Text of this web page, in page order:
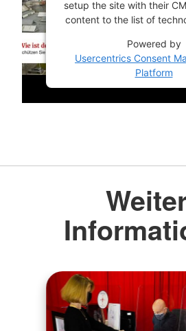
setup the site with their
content to the list of
Powered by
Usercentrics Consent
Platform